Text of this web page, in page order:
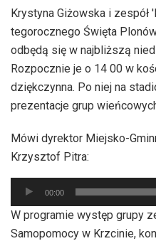
Krystyna Giżowska i zespół
tegorocznego Święta
odbędą się w najbliższą
Rozpocznie je o 14 00 w
dziękczynna. Po niej na
prezentacje grup
Mówi dyrektor Miejsko-
Krzysztof Pitra:
Odtwarzacz
plików
dźwiękowych
00:00
W programie występ grupy
Samopomocy w Krzcinie,